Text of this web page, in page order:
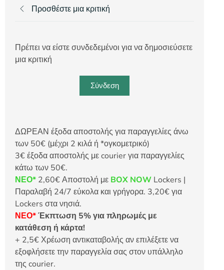
Προσθέστε μια κριτική
Πρέπει να είστε συνδεδεμένοι για να δημοσιεύσετε
μια κριτική
Σύνδεση
ΔΩΡΕΑΝ έξοδα αποστολής για παραγγελίες άνω
των 50€ (μέχρι 2 κιλά ή *ογκομετρικό)
3€ έξοδα αποστολής με courier για παραγγελίες
κάτω των 50€.
ΝΕΟ* 2,60€ Αποστολή με BOX NOW Lockers |
Παραλαβή 24/7 εύκολα και γρήγορα. 3,20€ για
Lockers στα νησιά.
ΝΕΟ*Έκπτωση 5% για πληρωμές με
κατάθεση ή κάρτα!
+ 2,5€ Χρέωση αντικαταβολής αν επιλέξετε να
εξοφλήσετε την παραγγελία σας στον υπάλληλο
της courier.